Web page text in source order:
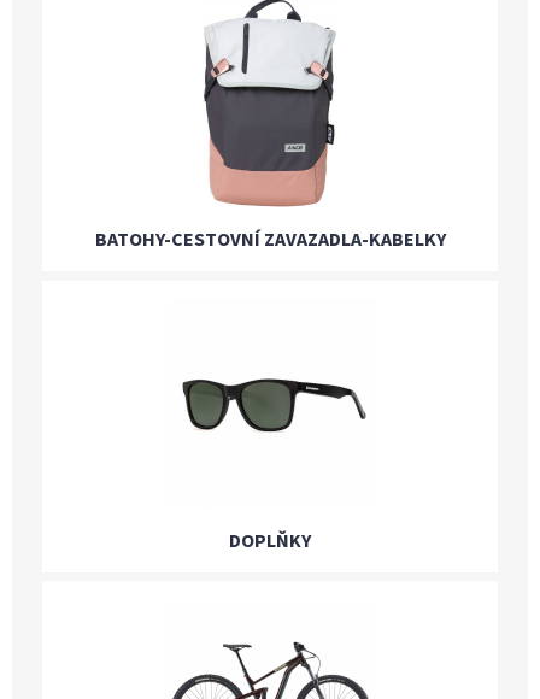
BATOHY-CESTOVNÍ ZAVAZADLA-KABELKY
DOPLŇKY